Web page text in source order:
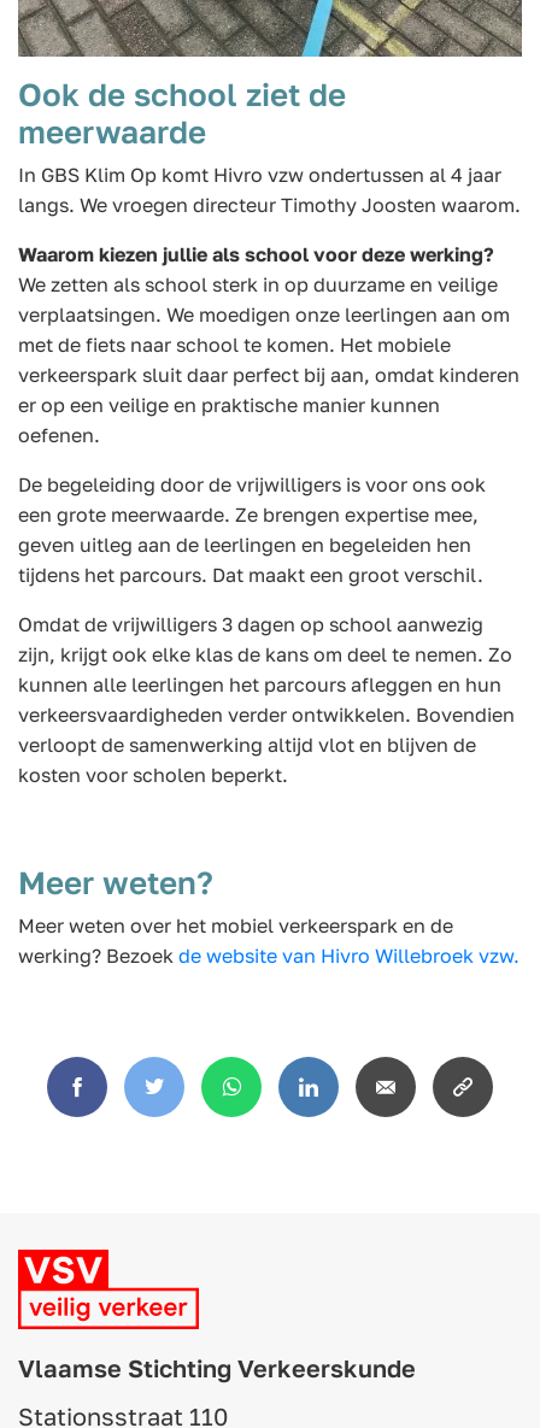
Ook de school ziet de
meerwaarde
In GBS Klim Op komt Hivro vzw ondertussen al 4 jaar
langs. We vroegen directeur Timothy Joosten waarom.
Waarom kiezen jullie als school voor deze werking?
We zetten als school sterk in op duurzame en veilige
verplaatsingen. We moedigen onze leerlingen aan om
met de fiets naar school te komen. Het mobiele
verkeerspark sluit daar perfect bij aan, omdat kinderen
er op een veilige en praktische manier kunnen
oefenen.
De begeleiding door de vrijwilligers is voor ons ook
een grote meerwaarde. Ze brengen expertise mee,
geven uitleg aan de leerlingen en begeleiden hen
tijdens het parcours. Dat maakt een groot verschil.
Omdat de vrijwilligers 3 dagen op school aanwezig
zijn, krijgt ook elke klas de kans om deel te nemen. Zo
kunnen alle leerlingen het parcours afleggen en hun
verkeersvaardigheden verder ontwikkelen. Bovendien
verloopt de samenwerking altijd vlot en blijven de
kosten voor scholen beperkt.
Meer weten?
Meer weten over het mobiel verkeerspark en de
werking? Bezoek de website van Hivro Willebroek vzw.
FacebookTwitter WhatsAppLinkedInEmail
Copy
Vlaamse Stichting Verkeerskunde
Stationsstraat 110